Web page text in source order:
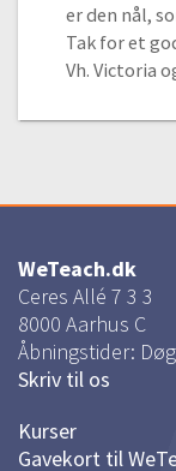
er den nål,
Tak for et
Vh. Victoria
WeTeach.dk
Ceres Allé 7 3 3
8000 Aarhus C
Åbningstider:
Skriv til os
Kurser
Gavekort til